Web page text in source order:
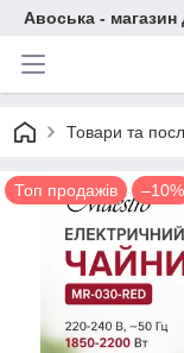
Авоська -
Товари та
Топ продажів –10%